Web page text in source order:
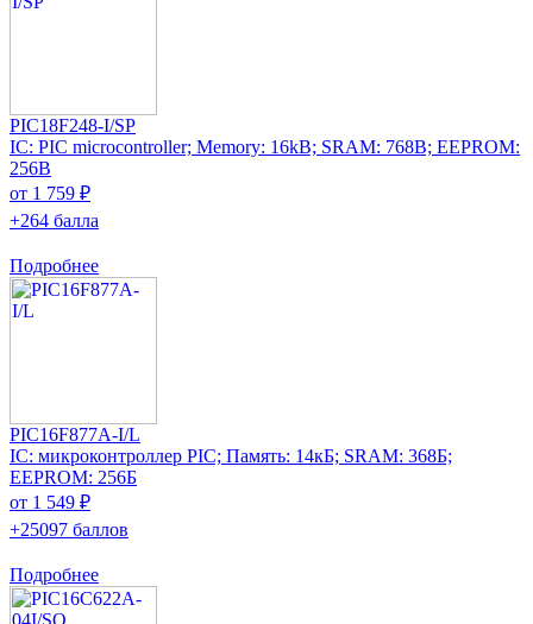
PIC18F248-I/SP
IC: PIC microcontroller; Memory: 16kB; SRAM: 768B; EEPROM:
256B
от 1 759 ₽
+264 балла
Подробнее
PIC16F877A-I/L
IC: микроконтроллер PIC; Память: 14кБ; SRAM: 368Б;
EEPROM: 256Б
от 1 549 ₽
+25097 баллов
Подробнее